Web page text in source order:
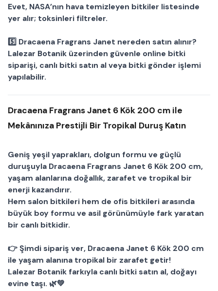
Evet, NASA’nın hava temizleyen bitkiler listesinde
yer alır; toksinleri filtreler.
5️⃣ Dracaena Fragrans Janet nereden satın alınır?
Lalezar Botanik üzerinden güvenle online bitki
siparişi, canlı bitki satın alveya bitki gönder işlemi
yapılabilir.
Dracaena Fragrans Janet 6 Kök 200 cm ile
Mekânınıza Prestijli Bir Tropikal Duruş Katın
Geniş yeşil yaprakları, dolgun formu ve güçlü
duruşuyla Dracaena Fragrans Janet 6 Kök 200 cm,
yaşam alanlarına doğallık, zarafet ve tropikal bir
enerji kazandırır.
Hem salon bitkileri hem de ofis bitkileri arasında
büyük boy formu ve asil görünümüyle fark yaratan
bir canlı bitkidir.
👉Şimdi sipariş ver, Dracaena Janet 6 Kök 200 cm
ile yaşam alanına tropikal bir zarafet getir!
Lalezar Botanik farkıyla canlı bitki satın al, doğayı
evine taşı. 🌿💚